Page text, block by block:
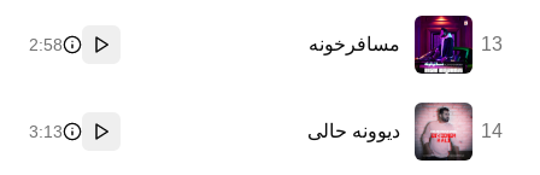
13 مسافرخونه
پخش
2:58
14 دیوونه حالی
پخش
3:13